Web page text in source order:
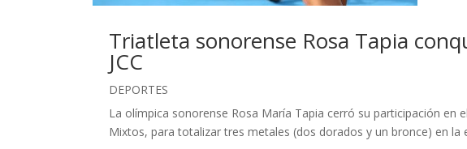
Triatleta sonorense Rosa Tapia
JCC
DEPORTES
La olímpica sonorense Rosa María Tapia cerró su participación en
Mixtos, para totalizar tres metales (dos dorados y un bronce) en la